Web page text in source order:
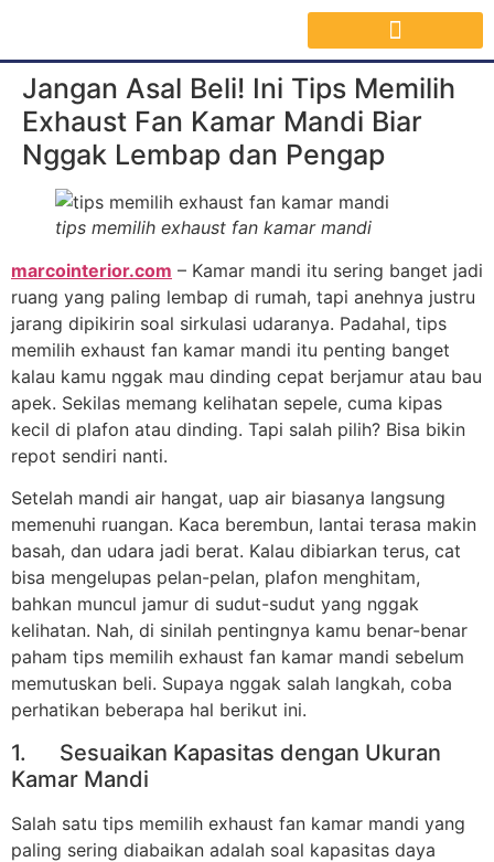
Jangan Asal Beli! Ini Tips Memilih
Exhaust Fan Kamar Mandi Biar
Nggak Lembap dan Pengap
tips memilih exhaust fan kamar mandi
marcointerior.com – Kamar mandi itu sering banget jadi
ruang yang paling lembap di rumah, tapi anehnya justru
jarang dipikirin soal sirkulasi udaranya. Padahal, tips
memilih exhaust fan kamar mandi itu penting banget
kalau kamu nggak mau dinding cepat berjamur atau bau
apek. Sekilas memang kelihatan sepele, cuma kipas
kecil di plafon atau dinding. Tapi salah pilih? Bisa bikin
repot sendiri nanti.
Setelah mandi air hangat, uap air biasanya langsung
memenuhi ruangan. Kaca berembun, lantai terasa makin
basah, dan udara jadi berat. Kalau dibiarkan terus, cat
bisa mengelupas pelan-pelan, plafon menghitam,
bahkan muncul jamur di sudut-sudut yang nggak
kelihatan. Nah, di sinilah pentingnya kamu benar-benar
paham tips memilih exhaust fan kamar mandi sebelum
memutuskan beli. Supaya nggak salah langkah, coba
perhatikan beberapa hal berikut ini.
1. Sesuaikan Kapasitas dengan Ukuran
Kamar Mandi
Salah satu tips memilih exhaust fan kamar mandi yang
paling sering diabaikan adalah soal kapasitas daya